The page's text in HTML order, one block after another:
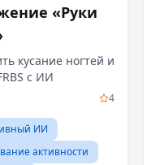
«Руки
кусание ногтей и
с ИИ
4
ИИ
активности